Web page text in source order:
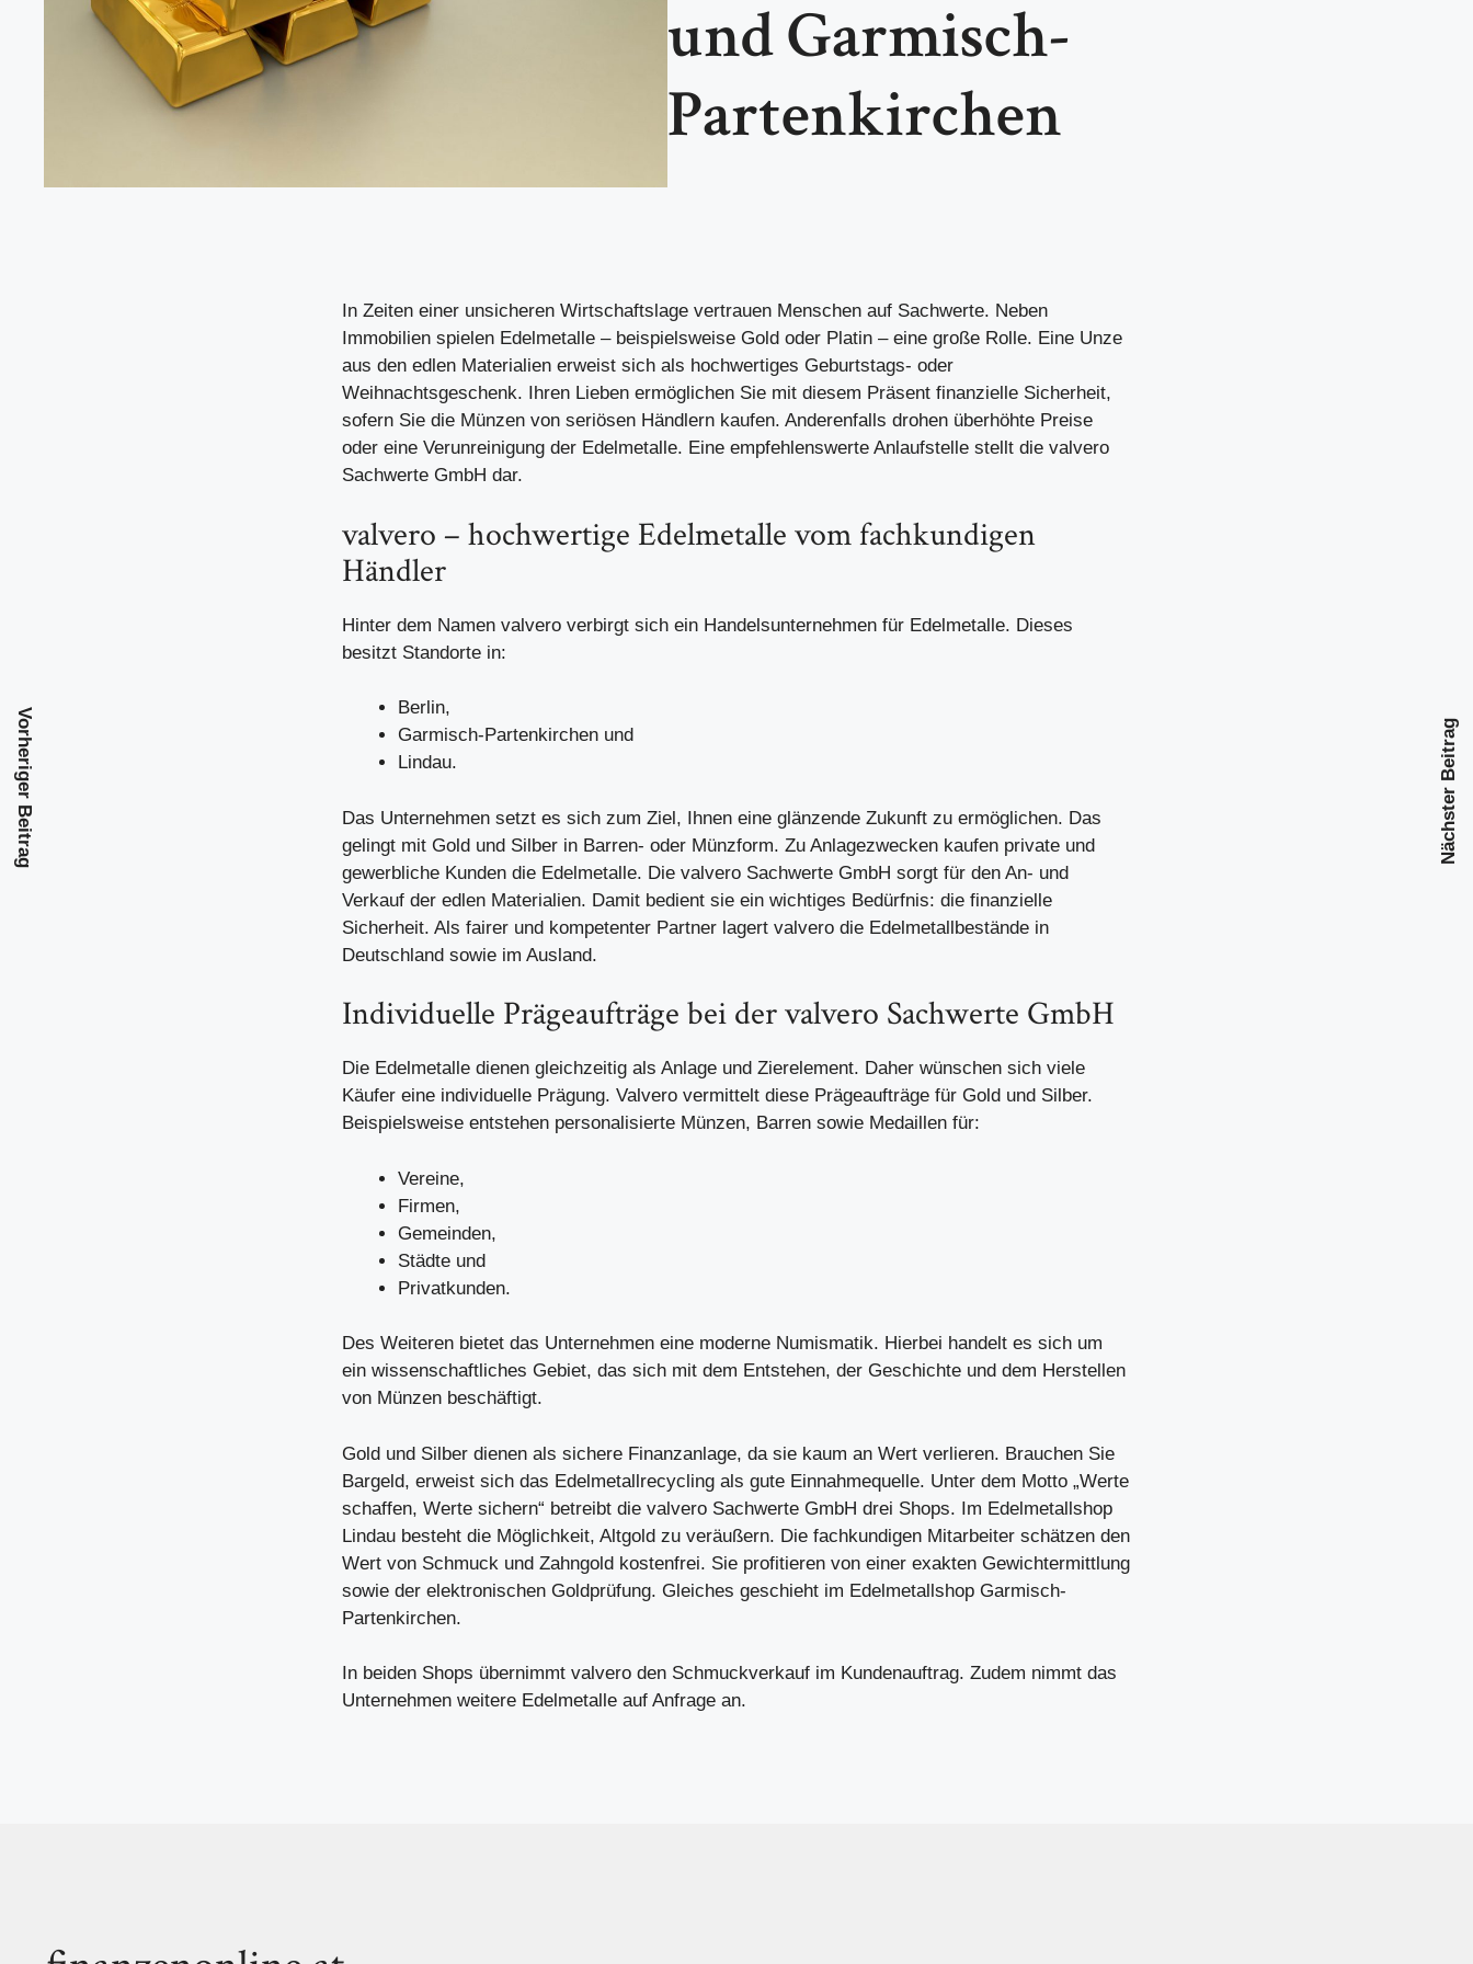
und Garmisch-
Partenkirchen
In Zeiten einer unsicheren Wirtschaftslage vertrauen Menschen auf Sachwerte. Neben
Immobilien spielen Edelmetalle – beispielsweise Gold oder Platin – eine große Rolle. Eine Unze
aus den edlen Materialien erweist sich als hochwertiges Geburtstags- oder
Weihnachtsgeschenk. Ihren Lieben ermöglichen Sie mit diesem Präsent finanzielle Sicherheit,
sofern Sie die Münzen von seriösen Händlern kaufen. Anderenfalls drohen überhöhte Preise
oder eine Verunreinigung der Edelmetalle. Eine empfehlenswerte Anlaufstelle stellt die valvero
Sachwerte GmbH dar.
valvero – hochwertige Edelmetalle vom fachkundigen
Händler
Hinter dem Namen valvero verbirgt sich ein Handelsunternehmen für Edelmetalle. Dieses
besitzt Standorte in:
Berlin,
Garmisch-Partenkirchen und
Lindau.
Das Unternehmen setzt es sich zum Ziel, Ihnen eine glänzende Zukunft zu ermöglichen. Das
gelingt mit Gold und Silber in Barren- oder Münzform. Zu Anlagezwecken kaufen private und
gewerbliche Kunden die Edelmetalle. Die valvero Sachwerte GmbH sorgt für den An- und
Verkauf der edlen Materialien. Damit bedient sie ein wichtiges Bedürfnis: die finanzielle
Sicherheit. Als fairer und kompetenter Partner lagert valvero die Edelmetallbestände in
Deutschland sowie im Ausland.
Individuelle Prägeaufträge bei der valvero Sachwerte GmbH
Die Edelmetalle dienen gleichzeitig als Anlage und Zierelement. Daher wünschen sich viele
Käufer eine individuelle Prägung. Valvero vermittelt diese Prägeaufträge für Gold und Silber.
Beispielsweise entstehen personalisierte Münzen, Barren sowie Medaillen für:
Vereine,
Firmen,
Gemeinden,
Städte und
Privatkunden.
Des Weiteren bietet das Unternehmen eine moderne Numismatik. Hierbei handelt es sich um
ein wissenschaftliches Gebiet, das sich mit dem Entstehen, der Geschichte und dem Herstellen
von Münzen beschäftigt.
Gold und Silber dienen als sichere Finanzanlage, da sie kaum an Wert verlieren. Brauchen Sie
Bargeld, erweist sich das Edelmetallrecycling als gute Einnahmequelle. Unter dem Motto „Werte
schaffen, Werte sichern“ betreibt die valvero Sachwerte GmbH drei Shops. Im Edelmetallshop
Lindau besteht die Möglichkeit, Altgold zu veräußern. Die fachkundigen Mitarbeiter schätzen den
Wert von Schmuck und Zahngold kostenfrei. Sie profitieren von einer exakten Gewichtermittlung
sowie der elektronischen Goldprüfung. Gleiches geschieht im Edelmetallshop Garmisch-
Partenkirchen.
In beiden Shops übernimmt valvero den Schmuckverkauf im Kundenauftrag. Zudem nimmt das
Unternehmen weitere Edelmetalle auf Anfrage an.
Vorheriger Beitrag Nächster Beitrag